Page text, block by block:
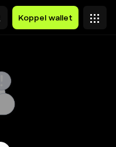
Koppel wallet